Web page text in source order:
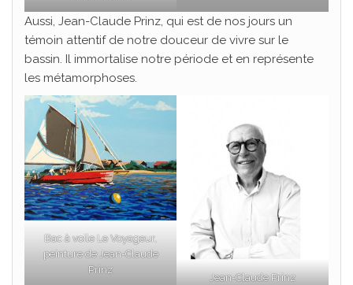
Aussi, Jean-Claude Prinz, qui est de nos jours un
témoin attentif de notre douceur de vivre sur le
bassin. Il immortalise notre période et en représente
les métamorphoses.
Bac à voile Le Voyageur,
peinture de Jean-Claude
Prinz
Jean-Claude Prinz